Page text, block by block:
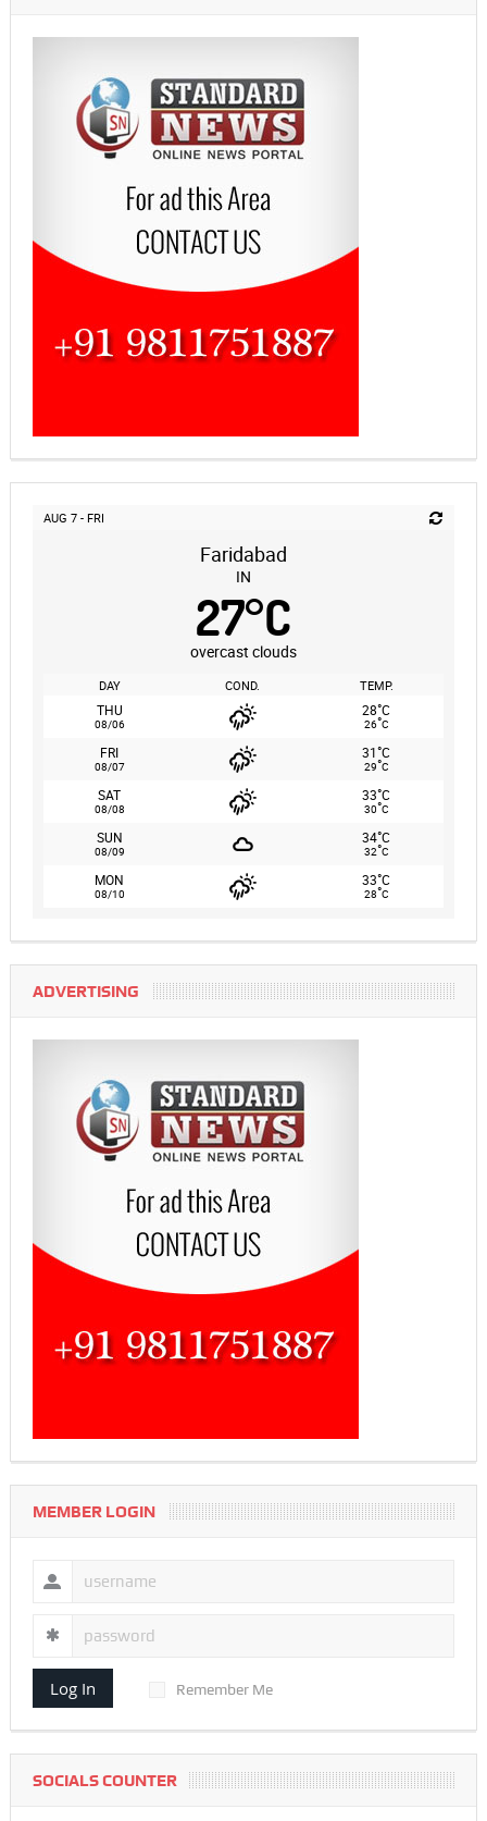
AUG 7 - FRI
Faridabad
IN
27°C
overcast clouds
DAY COND. TEMP.
THU
08/06
28°C
26°C
FRI
08/07
31°C
29°C
SAT
08/08
33°C
30°C
SUN
08/09
34°C
32°C
MON
08/10
33°C
28°C
ADVERTISING
MEMBER LOGIN
Log In Remember Me
SOCIALS COUNTER